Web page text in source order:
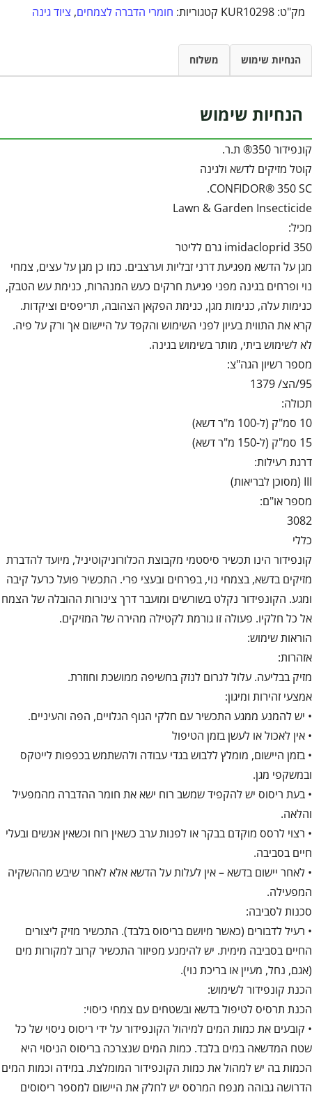
מק"ט: KUR10298 קטגוריות: חומרי הדברה לצמחים, ציוד גינה
הנחיות שימוש משלוח
הנחיות שימוש
קונפידור 350® ת.ר.
קוטל מזיקים לדשא ולגינה
CONFIDOR® 350 SC.
Lawn & Garden Insecticide
מכיל:
imidacloprid 350 גרם לליטר
מגן על הדשא מפגיעת דרני זבליות וערצבים. כמו כן מגן על עצים, צמחי
נוי ופרחים בגינה מפני פגיעת חרקים כעש המנהרות, כנימת עש הטבק,
כנימות עלה, כנימות מגן, כנימת הפקאן הצהובה, תריפסים וציקדות.
קרא את התווית בעיון לפני השימוש והקפד על היישום אך ורק על פיה.
לא לשימוש ביתי, מותר בשימוש בגינה.
מספר רשיון הגה"צ:
95/הצ/ 1379
תכולה:
10 סמ"ק (ל-100 מ"ר דשא)
15 סמ"ק (ל-150 מ"ר דשא)
דרגת רעילות:
III (מסוכן לבריאות)
מספר או"ם:
3082
כללי
קונפידור הינו תכשיר סיסטמי מקבוצת הכלורוניקוטיניל, מיועד להדברת
מזיקים בדשא, בצמחי נוי, בפרחים ובעצי פרי. התכשיר פועל כרעל קיבה
ומגע. הקונפידור נקלט בשורשים ומועבר דרך צינורות ההובלה של הצמח
אל כל חלקיו. פעולה זו גורמת לקטילה מהירה של המזיקים.
הוראות שימוש:
אזהרות:
מזיק בבליעה. עלול לגרום לנזק בחשיפה ממושכת וחוזרת.
אמצעי זהירות ומיגון:
• יש להמנע ממגע התכשיר עם חלקי הגוף הגלויים, הפה והעיניים.
• אין לאכול או לעשן בזמן הטיפול
• בזמן היישום, מומלץ ללבוש בגדי עבודה ולהשתמש בכפפות לייטקס
ובמשקפי מגן.
• בעת ריסוס יש להקפיד שמשב רוח ישא את חומר ההדברה מהמפעיל
והלאה.
• רצוי לרסס מוקדם בבקר או לפנות ערב כשאין רוח וכשאין אנשים ובעלי
חיים בסביבה.
• לאחר יישום בדשא – אין לעלות על הדשא אלא לאחר שיבש מההשקיה
המפעילה.
סכנות לסביבה:
• רעיל לדבורים (כאשר מיושם בריסוס בלבד). התכשיר מזיק ליצורים
החיים בסביבה מימית. יש להימנע מפיזור התכשיר קרוב למקורות מים
(אגם, נחל, מעיין או בריכת נוי).
הכנת קונפידור לשימוש:
הכנת תרסיס לטיפול בדשא ובשטחים עם צמחי כיסוי:
• קובעים את כמות המים למיהול הקונפידור על ידי ריסוס ניסוי של כל
שטח המדשאה במים בלבד. כמות המים שנצרכה בריסוס הניסוי היא
הכמות בה יש למהול את כמות הקונפידור המומלצת. במידה וכמות המים
הדרושה גבוהה מנפח המרסס יש לחלק את היישום למספר ריסוסים